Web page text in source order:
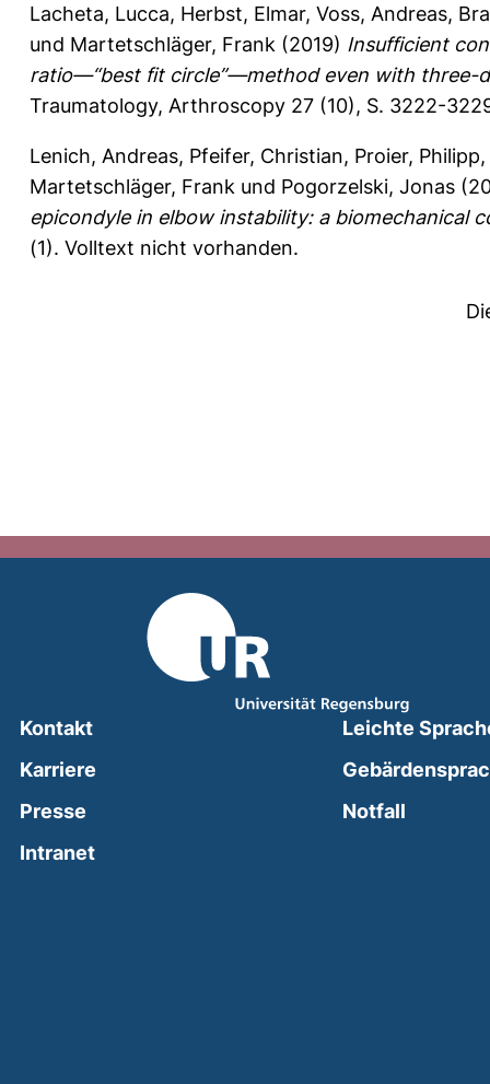
Lacheta, Lucca, Herbst, Elmar, Voss, Andreas,
und Martetschläger, Frank (2019) Insufficient
ratio—“best fit circle”—method even with three-
Traumatology, Arthroscopy 27 (10), S. 3222-
Lenich, Andreas, Pfeifer, Christian, Proier, Philipp,
Martetschläger, Frank und Pogorzelski, Jonas
epicondyle in elbow instability: a biomechanical
(1). Volltext nicht vorhanden.
Kontakt
Karriere
Presse
Intranet(external link, opens in a new window)
Leichte
Notfall